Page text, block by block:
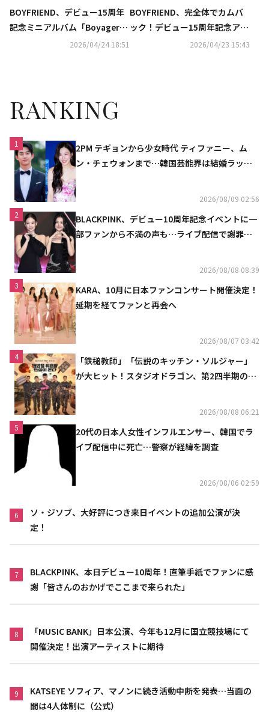
BOYFRIEND、デビュー15周年
記念ミニアルバム「Boyager
6」発売決定！5月に東京にてリ
2026/04/24 18:51
BOYFRIEND、完全体でカムバ
ック！デビュー15周年記念アル
バム「Boyager 6」を5月26日
2026/04/23 15:43
RANKING
1
2PM テギョンから少女時代 ティファニー、ム
ン・チェウォンまで…韓国芸能界は結婚ラッシ
2026/08/09 02:56
2
BLACKPINK、デビュー10周年記念イベントに一
部ファンから不満の声も…ライブ配信で謝罪
2026/08/08 08:39
3
KARA、10月に日本ファンコンサート開催決定！
延期を経てファンと再会へ
2026/08/07 03:42
4
「鉄槌教師」「伝説のキッチン・ソルジャー」
が大ヒット！スタジオドラゴン、第2四半期の売
2026/08/08 06:21
5
20代の日本人女性インフルエンサー、韓国でラ
イブ配信中に死亡…警察が経緯を調査
2026/08/06 02:59
6
ソ・ジソブ、大好評につき来日イベントの追加公演が決
定！
7
BLACKPINK、本日デビュー10周年！直筆手紙でファンに感
謝「皆さんのおかげでここまで来られた」
8
「MUSIC BANK」日本公演、今年も12月に国立競技場にて
開催決定！出演アーティストに期待
9
KATSEYE ソフィア、マノンに続き活動中断を発表…当面の
間は4人体制に（公式）